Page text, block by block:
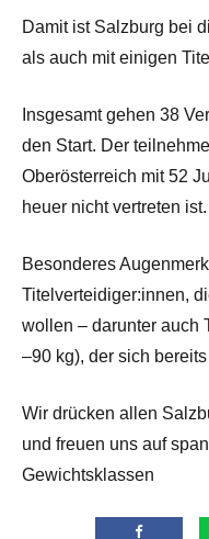
Damit ist Salzburg bei
als auch mit einigen
Insgesamt gehen 38
den Start. Der
Oberösterreich mit 52
heuer nicht vertreten ist.
Besonderes
Titelverteidiger:innen,
wollen – darunter auch
–90 kg), der sich
Wir drücken allen
und freuen uns auf
Gewichtsklassen